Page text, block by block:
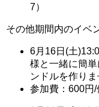
7）
その他期間内のイベ
6月16日(土
様と一緒に簡
ンドルを作り
参加費：600円/